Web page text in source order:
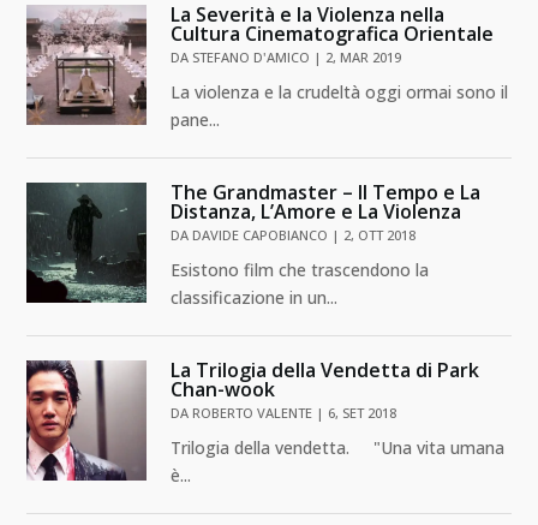
La Severità e la Violenza nella
Cultura Cinematografica Orientale
DA STEFANO D'AMICO | 2, MAR 2019
La violenza e la crudeltà oggi ormai sono il
pane...
The Grandmaster – Il Tempo e La
Distanza, L’Amore e La Violenza
DA DAVIDE CAPOBIANCO | 2, OTT 2018
Esistono film che trascendono la
classificazione in un...
La Trilogia della Vendetta di Park
Chan-wook
DA ROBERTO VALENTE | 6, SET 2018
Trilogia della vendetta. "Una vita umana
è...